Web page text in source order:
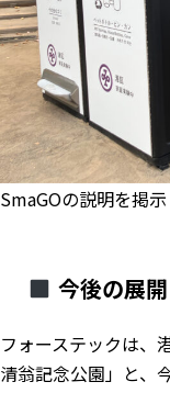
SmaGOの説明を掲示
今後の展開
フォーステックは、
清翁記念公園」と、